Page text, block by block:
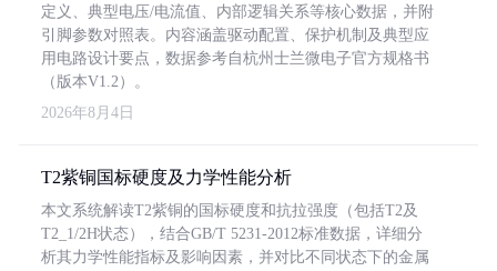
定义、典型电压/电流值、内部逻辑关系等核心数据，并附
引脚参数对照表。内容涵盖驱动配置、保护机制及典型应
用电路设计要点，数据参考自杭州士兰微电子官方规格书
（版本V1.2）。
2026年8月4日
T2紫铜国标硬度及力学性能分析
本文系统解读T2紫铜的国标硬度和抗拉强度（包括T2及
T2_1/2H状态），结合GB/T 5231-2012标准数据，详细分
析其力学性能指标及影响因素，并对比不同状态下的金属